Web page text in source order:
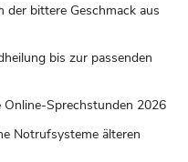
bittere Geschmack aus
bis zur passenden
Sprechstunden 2026
Notrufsysteme älteren